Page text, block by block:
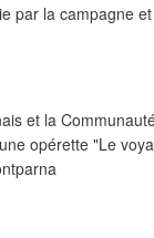
par la campagne